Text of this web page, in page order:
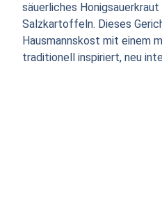
säuerliches
Salzkartoffeln. Dieses
Hausmannskost mit einem
traditionell inspiriert, neu